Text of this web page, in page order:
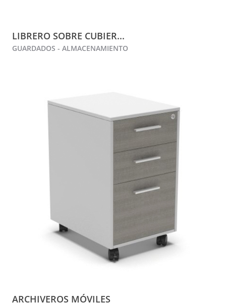
LIBRERO SOBRE CUBIER...
GUARDADOS - ALMACENAMIENTO
ARCHIVEROS MÓVILES